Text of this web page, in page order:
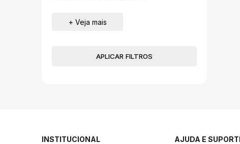
+ Veja mais
INSTITUCIONAL
AJUDA E